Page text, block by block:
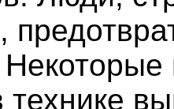
технике